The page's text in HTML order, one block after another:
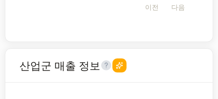
이전 다음
산업군 매출 정보